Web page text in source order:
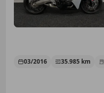
03/2016 35.985 km